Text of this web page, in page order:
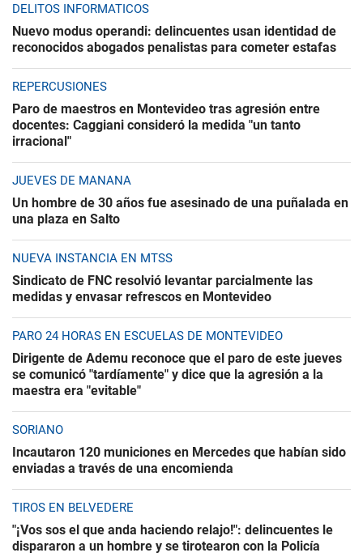
DELITOS INFORMÁTICOS
Nuevo modus operandi: delincuentes usan identidad de
reconocidos abogados penalistas para cometer estafas
REPERCUSIONES
Paro de maestros en Montevideo tras agresión entre
docentes: Caggiani consideró la medida "un tanto
irracional"
JUEVES DE MAÑANA
Un hombre de 30 años fue asesinado de una puñalada en
una plaza en Salto
NUEVA INSTANCIA EN MTSS
Sindicato de FNC resolvió levantar parcialmente las
medidas y envasar refrescos en Montevideo
PARO 24 HORAS EN ESCUELAS DE MONTEVIDEO
Dirigente de Ademu reconoce que el paro de este jueves
se comunicó "tardíamente" y dice que la agresión a la
maestra era "evitable"
SORIANO
Incautaron 120 municiones en Mercedes que habían sido
enviadas a través de una encomienda
TIROS EN BELVEDERE
"¡Vos sos el que anda haciendo relajo!": delincuentes le
dispararon a un hombre y se tirotearon con la Policía